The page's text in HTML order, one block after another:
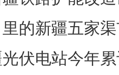
的新疆五家
伏电站今年